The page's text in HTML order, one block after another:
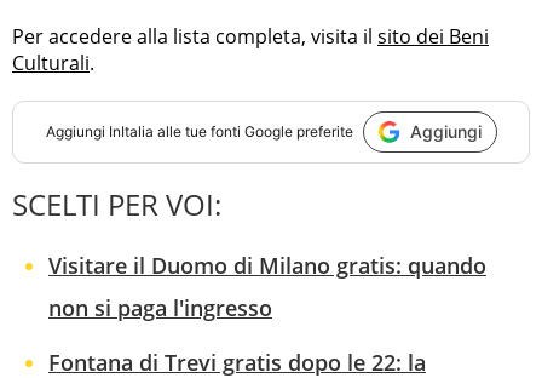
Per accedere alla lista completa, visita il sito dei Beni
Culturali.
Aggiungi InItalia alle tue fonti Google preferite Aggiungi
SCELTI PER VOI:
Visitare il Duomo di Milano gratis: quando
non si paga l'ingresso
Fontana di Trevi gratis dopo le 22: la